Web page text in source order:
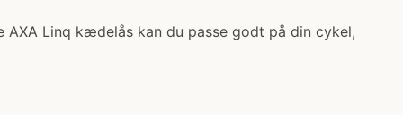
Linq kædelås kan du passe godt på din cykel,